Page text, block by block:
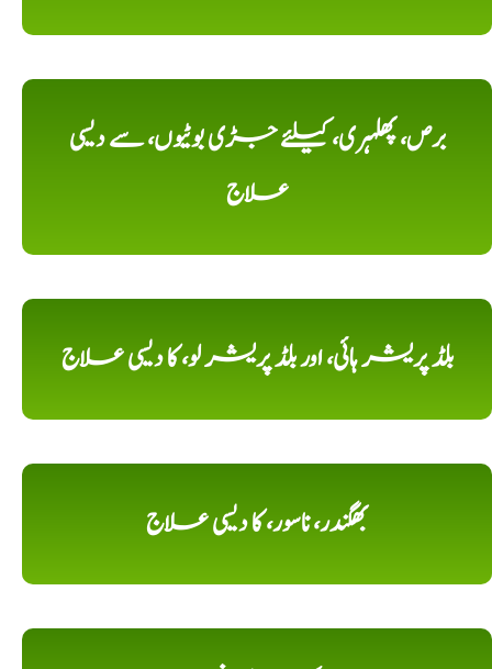
برص، پھلہری، کیلئے جڑی بوٹیوں، سے دیسی
علاج
بلڈ پریشر ہائی، اور بلڈ پریشر لو، کا دیسی علاج
بھگندر، ناسور، کا دیسی علاج